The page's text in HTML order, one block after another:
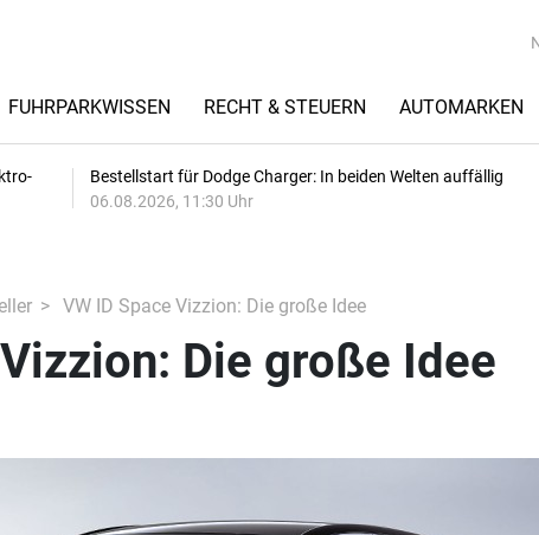
FUHRPARKWISSEN RECHT & STEUERN AUTOMARKEN
Bestellstart für Dodge Charger: In beiden Welten auffällig
06.08.2026, 11:30 Uhr
VW ID Space Vizzion: Die große Idee
Die große Idee